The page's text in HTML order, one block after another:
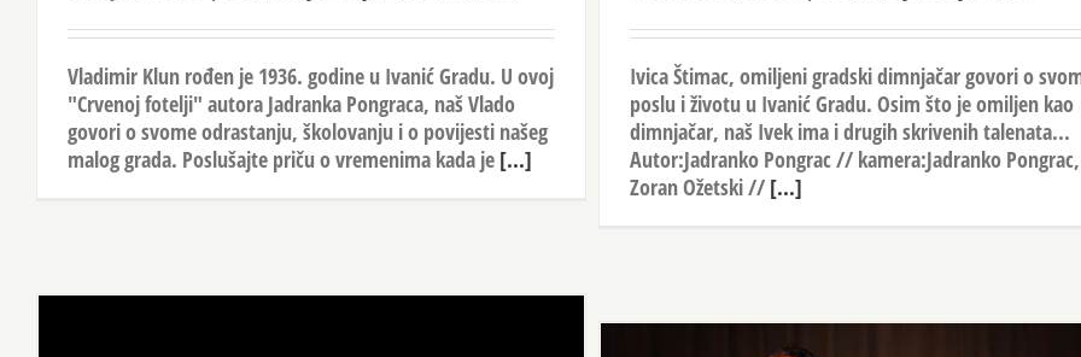
Vladimir Klun rođen je 1936. godine u Ivanić Gradu. U ovoj
"Crvenoj fotelji" autora Jadranka Pongraca, naš Vlado
govori o svome odrastanju, školovanju i o povijesti našeg
malog grada. Poslušajte priču o vremenima kada je [...]
Ivica Štimac, omiljeni gradski dimnjačar govori o
poslu i životu u Ivanić Gradu. Osim što je omiljen kao
dimnjačar, naš Ivek ima i drugih skrivenih talenata...
Autor:Jadranko Pongrac // kamera:Jadranko Pongrac,
Zoran Ožetski // [...]